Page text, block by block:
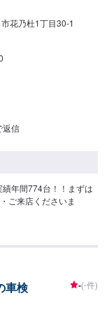
花乃杜1丁目30-1
返信
年間774台！！まずは
ご来店くださいま
車検 -(-件)